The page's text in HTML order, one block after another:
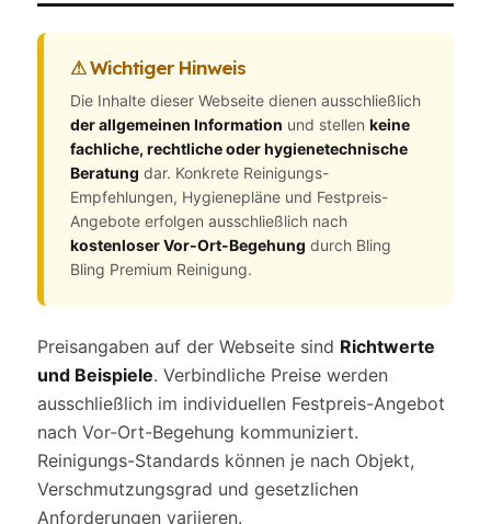
⚠ Wichtiger Hinweis
Die Inhalte dieser Webseite dienen ausschließlich
der allgemeinen Information und stellen keine
fachliche, rechtliche oder hygienetechnische
Beratung dar. Konkrete Reinigungs-
Empfehlungen, Hygienepläne und Festpreis-
Angebote erfolgen ausschließlich nach
kostenloser Vor-Ort-Begehung durch Bling
Bling Premium Reinigung.
Preisangaben auf der Webseite sind Richtwerte
und Beispiele. Verbindliche Preise werden
ausschließlich im individuellen Festpreis-Angebot
nach Vor-Ort-Begehung kommuniziert.
Reinigungs-Standards können je nach Objekt,
Verschmutzungsgrad und gesetzlichen
Anforderungen variieren.